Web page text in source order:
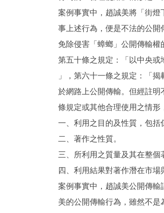
案例事實中，趙誠美將「街
事上述行為，便是不法的公
免除侵害「蟑螂」公開傳輸
第五十條之規定：「以中央或
」，第六十一條之規定：「
於網路上公開傳輸。但經註
條規定或其他合理使用之情形
一、利用之目的及性質，包括
二、著作之性質。
三、所利用之質量及其在整個
四、利用結果對著作潛在市場
案例事實中，趙誠美公開傳
美的公開傳輸行為，雖然不